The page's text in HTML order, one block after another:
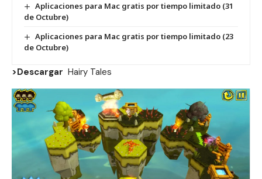
Aplicaciones para Mac gratis por tiempo limitado (31
de Octubre)
Aplicaciones para Mac gratis por tiempo limitado (23
de Octubre)
>Descargar Hairy Tales